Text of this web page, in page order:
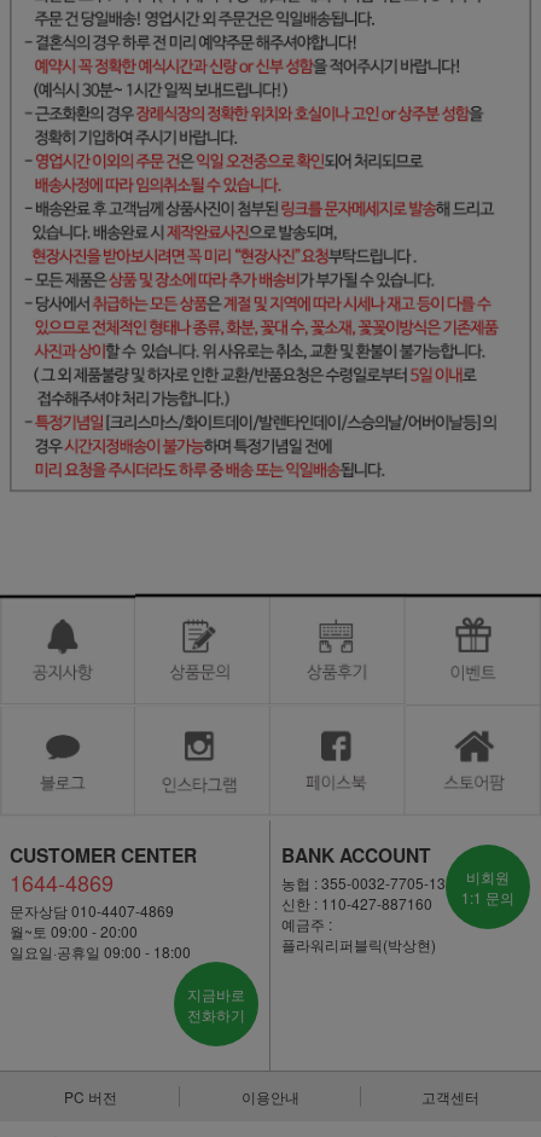
CUSTOMER CENTER
1644-4869
문자상담 010-4407-4869
월~토 09:00 - 20:00
일요일·공휴일 09:00 - 18:00
지금바로
전화하기
BANK ACCOUNT
농협 : 355-0032-7705-13
신한 : 110-427-887160
예금주 :
플라워리퍼블릭(박상현)
비회원
1:1 문의
PC 버전 이용안내 고객센터